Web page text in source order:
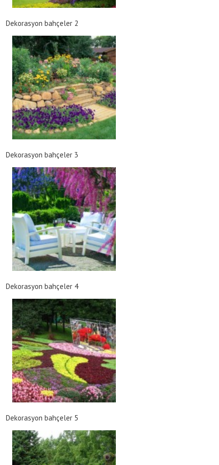
Dekorasyon bahçeler 2
Dekorasyon bahçeler 3
Dekorasyon bahçeler 4
Dekorasyon bahçeler 5